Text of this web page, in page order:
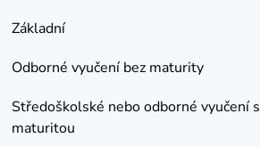
Základní
Odborné vyučení bez maturity
Středoškolské nebo odborné vyučení s
maturitou